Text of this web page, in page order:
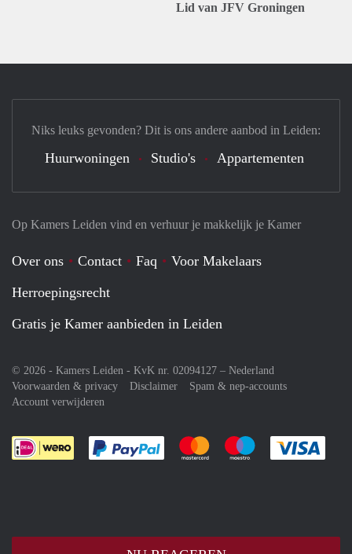
Lid van JFV Groningen
Op Kamers Leiden vind en verhuur je makkelijk je Kamer
Over ons Contact Faq
Voor Makelaars
Herroepingsrecht
Gratis je Kamer aanbieden in Leiden
© 2026 - Kamers Leiden - KvK nr. 02094127 – Nederland
Voorwaarden & privacy
Disclaimer
Spam & nep-accounts
Account verwijderen
Je rekent gemakkelijk af met Paypal
Je rekent gemakkelijk af met
Je rekent
Niks leuks gevonden? Dit is ons andere aanbod in Leiden:
Huurwoningen Studio's Appartementen